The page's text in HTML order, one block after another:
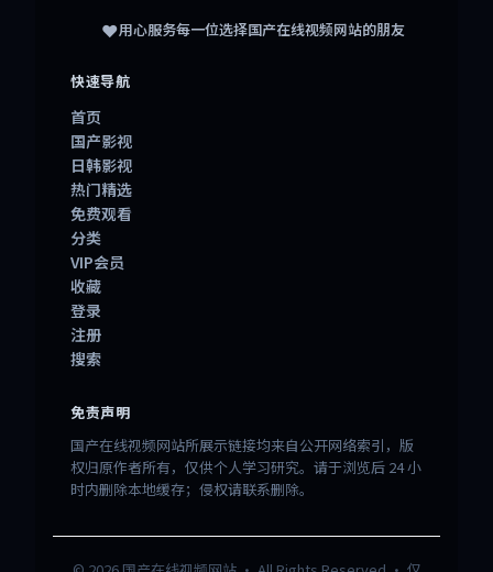
❤️用心服务每一位选择国产在线视频网站的朋友
快速导航
首页
国产影视
日韩影视
热门精选
免费观看
分类
VIP会员
收藏
登录
注册
搜索
免责声明
国产在线视频网站所展示链接均来自公开网络索引，版
权归原作者所有，仅供个人学习研究。请于浏览后 24 小
时内删除本地缓存；侵权请联系删除。